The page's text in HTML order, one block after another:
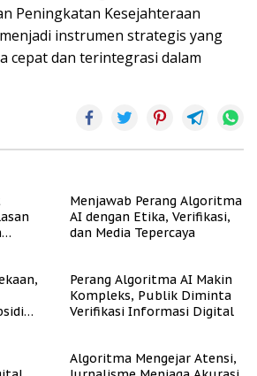
Peningkatan Kesejahteraan
instrumen strategis yang
cepat dan terintegrasi dalam
Menjawab Perang Algoritma
AI dengan Etika, Verifikasi,
dan Media Tepercaya
Perang Algoritma AI Makin
Kompleks, Publik Diminta
Verifikasi Informasi Digital
Algoritma Mengejar Atensi,